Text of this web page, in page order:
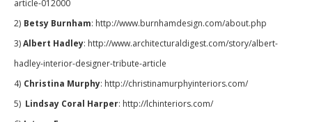
article-012000
2) Betsy Burnham: http://www.burnhamdesign.com/about.php
3)Albert Hadley: http://www.architecturaldigest.com/story/albert-
hadley-interior-designer-tribute-article
4) Christina Murphy: http://christinamurphyinteriors.com/
5) Lindsay Coral Harper: http://lchinteriors.com/